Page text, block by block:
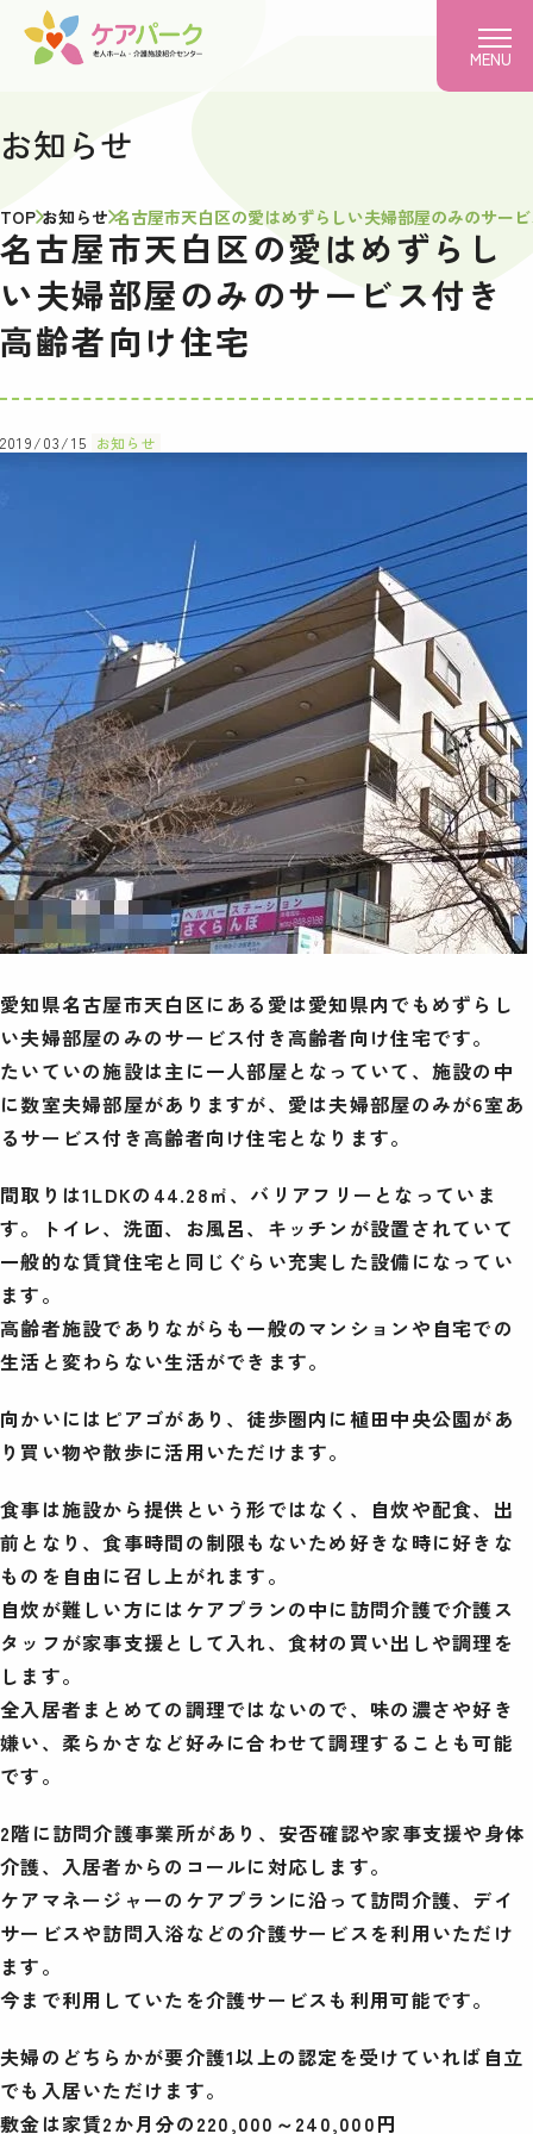
MENU
お知らせ
TOP お知らせ 名古屋市天白区の愛はめずらしい夫婦部屋のみのサー
名古屋市天白区の愛はめずらし
い夫婦部屋のみのサービス付き
高齢者向け住宅
2019/03/15 お知らせ
愛知県名古屋市天白区にある愛は愛知県内でもめずらし
い夫婦部屋のみのサービス付き高齢者向け住宅です。
たいていの施設は主に一人部屋となっていて、施設の中
に数室夫婦部屋がありますが、愛は夫婦部屋のみが6室あ
るサービス付き高齢者向け住宅となります。
間取りは1LDKの44.28㎡、バリアフリーとなっていま
す。トイレ、洗面、お風呂、キッチンが設置されていて
一般的な賃貸住宅と同じぐらい充実した設備になってい
ます。
高齢者施設でありながらも一般のマンションや自宅での
生活と変わらない生活ができます。
向かいにはピアゴがあり、徒歩圏内に植田中央公園があ
り買い物や散歩に活用いただけます。
食事は施設から提供という形ではなく、自炊や配食、出
前となり、食事時間の制限もないため好きな時に好きな
ものを自由に召し上がれます。
自炊が難しい方にはケアプランの中に訪問介護で介護ス
タッフが家事支援として入れ、食材の買い出しや調理を
します。
全入居者まとめての調理ではないので、味の濃さや好き
嫌い、柔らかさなど好みに合わせて調理することも可能
です。
2階に訪問介護事業所があり、安否確認や家事支援や身体
介護、入居者からのコールに対応します。
ケアマネージャーのケアプランに沿って訪問介護、デイ
サービスや訪問入浴などの介護サービスを利用いただけ
ます。
今まで利用していたを介護サービスも利用可能です。
夫婦のどちらかが要介護1以上の認定を受けていれば自立
でも入居いただけます。
敷金は家賃2か月分の220,000～240,000円